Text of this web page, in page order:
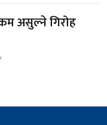
असुल्ने गिरोह